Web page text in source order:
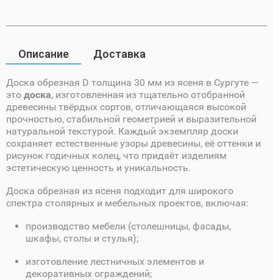
Описание Доставка
Доска обрезная D толщина 30 мм из ясеня в Сургуте —
это доска, изготовленная из тщательно отобранной
древесины твёрдых сортов, отличающаяся высокой
прочностью, стабильной геометрией и выразительной
натуральной текстурой. Каждый экземпляр доски
сохраняет естественные узоры древесины, её оттенки и
рисунок годичных колец, что придаёт изделиям
эстетическую ценность и уникальность.
Доска обрезная из ясеня подходит для широкого
спектра столярных и мебельных проектов, включая:
производство мебели (столешницы, фасады,
шкафы, столы и стулья);
изготовление лестничных элементов и
декоративных ограждений;